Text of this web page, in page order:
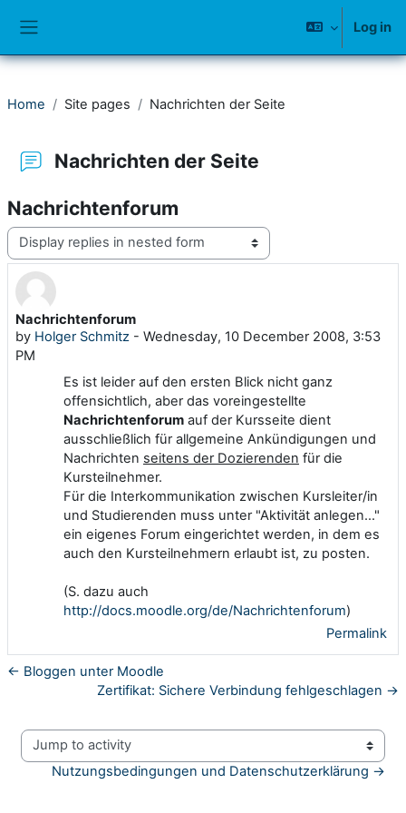
Log in
Home Site pages Nachrichten der Seite
Nachrichten der Seite
Nachrichtenforum
Display mode
Nachrichtenforum
by Holger Schmitz - Wednesday, 10 December 2008, 3:53
PM
Number of replies: 0
Es ist leider auf den ersten Blick nicht ganz
offensichtlich, aber das voreingestellte
Nachrichtenforum auf der Kursseite dient
ausschließlich für allgemeine Ankündigungen und
Nachrichten seitens der Dozierenden für die
Kursteilnehmer.
Für die Interkommunikation zwischen Kursleiter/in
und Studierenden muss unter "Aktivität anlegen..."
ein eigenes Forum eingerichtet werden, in dem es
auch den Kursteilnehmern erlaubt ist, zu posten.
(S. dazu auch
http://docs.moodle.org/de/Nachrichtenforum)
Permalink
← Bloggen unter Moodle
Zertifikat: Sichere Verbindung fehlgeschlagen →
Jump to activity
Nutzungsbedingungen und Datenschutzerklärung →